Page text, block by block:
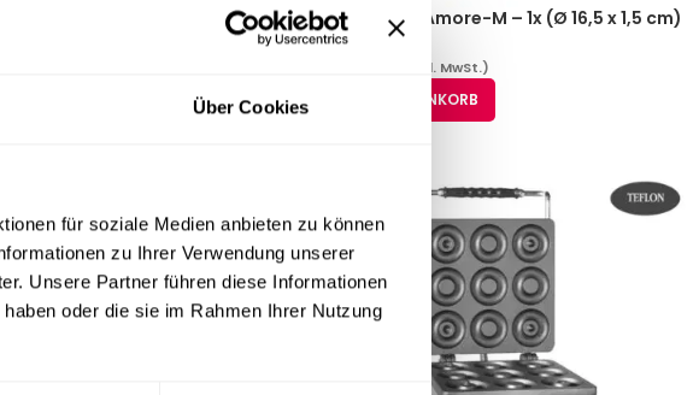
Über Cookies
für soziale Medien anbieten zu können
zu Ihrer Verwendung unserer
Unsere Partner führen diese Informationen
oder die sie im Rahmen Ihrer Nutzung
Amore-M – 2x (Ø 16,5 x 1,5 cm)
Waffeleisen Amore-M – 1x (Ø 16,5 x 1,5 cm)
WE-01M
(inkl. MwSt.)
IN DEN WARENKORB